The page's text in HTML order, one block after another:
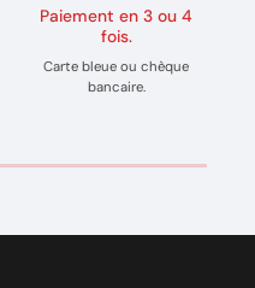
Paiement en 3 ou 4
fois.
Carte bleue ou chèque
bancaire.